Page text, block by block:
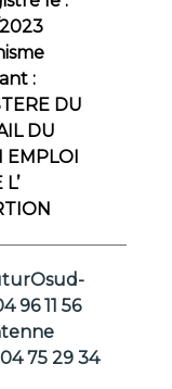
:
DU
DU
EMPLOI
96 11 56
75 29 34